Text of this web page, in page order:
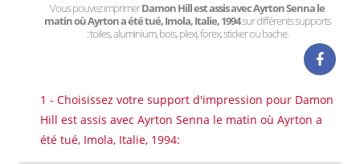
Vous pouvez imprimerDamon Hill est assis avec Ayrton Senna le
matin où Ayrton a été tué, Imola, Italie, 1994sur différents supports
: toiles, aluminium, bois, plexi, forex, sticker ou bache.
1 - Choisissez votre support d'impression pour Damon
Hill est assis avec Ayrton Senna le matin où Ayrton a
été tué, Imola, Italie, 1994: